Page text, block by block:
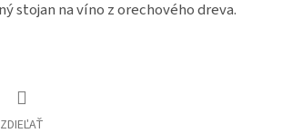
stojan na víno z orechového dreva.
ZDIEĽAŤ